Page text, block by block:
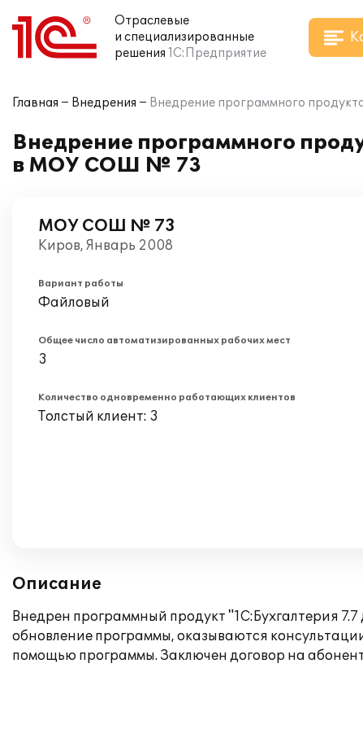
Отраслевые
и специализированные
решения 1С:Предприятие
Главная Внедрения Внедрение программного
Внедрение программного
в МОУ СОШ № 73
МОУ СОШ № 73
Киров, Январь 2008
Вариант работы
Файловый
Общее число автоматизированных рабочих мест
3
Количество одновременно работающих клиентов
Толстый клиент: 3
Описание
Внедрен программный продукт "1С:Бухгалтерия
обновление программы, оказываются
помощью программы. Заключен договор на